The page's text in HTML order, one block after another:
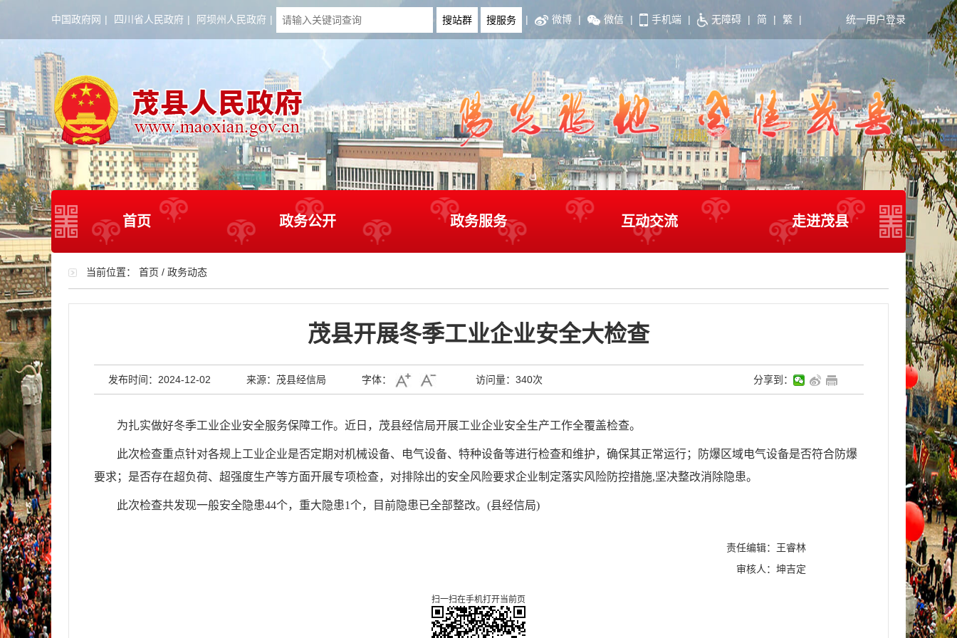
中国政府网 | 四川省人民政府 | 阿坝州人民政府 | | 微博 | 微信 | 手机端 | 无障碍 | 简 | 繁 | 统一用户登录
首页 政务公开 政务服务 互动交流 走进茂县
当前位置： 首页 / 政务动态
茂县开展冬季工业企业安全大检查
发布时间：2024-12-02 来源：茂县经信局 字体： 访问量： 340次 分享到：
为扎实做好冬季工业企业安全服务保障工作。近日，茂县经信局开展工业企业安全生产工作全覆盖检查。
此次检查重点针对各规上工业企业是否定期对机械设备、电气设备、特种设备等进行检查和维护，确保其正常运行；
防爆区域电气设备是否符合防爆
要求 ； 是否存在超负荷、超强度生产等方面开展专项检查，对排除出的安全风险要求企业制定落实风险防控措施,坚决整改消除隐患。
此次检查共发现一般安全隐患44个， 重大隐患1个， 目前隐患已全部整改。 (县经信局)
责任编辑：王睿林
审核人：坤吉定
扫一扫在手机打开当前页